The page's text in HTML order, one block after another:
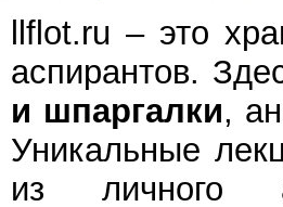
llflot.ru – это
аспирантов.
и шпаргалки,
Уникальные
из личного